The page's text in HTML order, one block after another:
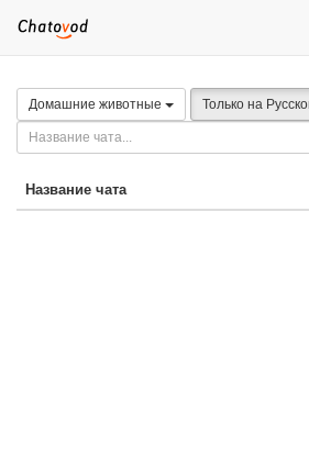
Домашние животные Только на
Название чата